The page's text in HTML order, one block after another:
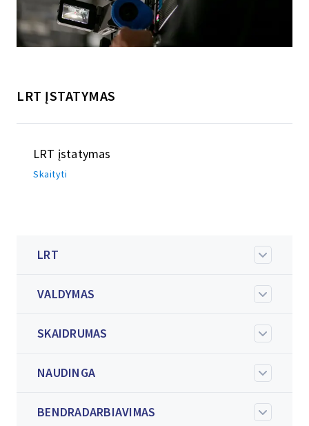
LRT ĮSTATYMAS
LRT įstatymas
Skaityti
LRT
VALDYMAS
SKAIDRUMAS
NAUDINGA
BENDRADARBIAVIMAS